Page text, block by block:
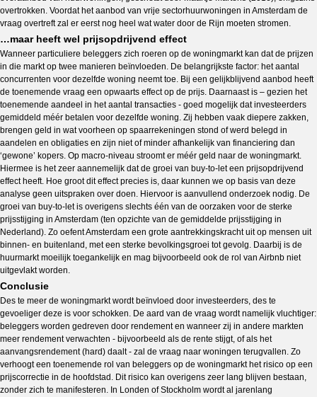
overtrokken. Voordat het aanbod van vrije sectorhuurwoningen in Amsterdam de
vraag overtreft zal er eerst nog heel wat water door de Rijn moeten stromen.
…maar heeft wel prijsopdrijvend effect
Wanneer particuliere beleggers zich roeren op de woningmarkt kan dat de prijzen
in die markt op twee manieren beïnvloeden. De belangrijkste factor: het aantal
concurrenten voor dezelfde woning neemt toe. Bij een gelijkblijvend aanbod heeft
de toenemende vraag een opwaarts effect op de prijs. Daarnaast is – gezien het
toenemende aandeel in het aantal transacties - goed mogelijk dat investeerders
gemiddeld méér betalen voor dezelfde woning. Zij hebben vaak diepere zakken,
brengen geld in wat voorheen op spaarrekeningen stond of werd belegd in
aandelen en obligaties en zijn niet of minder afhankelijk van financiering dan
‘gewone’ kopers. Op macro-niveau stroomt er méér geld naar de woningmarkt.
Hiermee is het zeer aannemelijk dat de groei van buy-to-let een prijsopdrijvend
effect heeft. Hoe groot dit effect precies is, daar kunnen we op basis van deze
analyse geen uitspraken over doen. Hiervoor is aanvullend onderzoek nodig. De
groei van buy-to-let is overigens slechts één van de oorzaken voor de sterke
prijsstijging in Amsterdam (ten opzichte van de gemiddelde prijsstijging in
Nederland). Zo oefent Amsterdam een grote aantrekkingskracht uit op mensen uit
binnen- en buitenland, met een sterke bevolkingsgroei tot gevolg. Daarbij is de
huurmarkt moeilijk toegankelijk en mag bijvoorbeeld ook de rol van Airbnb niet
uitgevlakt worden.
Conclusie
Des te meer de woningmarkt wordt beïnvloed door investeerders, des te
gevoeliger deze is voor schokken. De aard van de vraag wordt namelijk vluchtiger:
beleggers worden gedreven door rendement en wanneer zij in andere markten
meer rendement verwachten - bijvoorbeeld als de rente stijgt, of als het
aanvangsrendement (hard) daalt - zal de vraag naar woningen terugvallen. Zo
verhoogt een toenemende rol van beleggers op de woningmarkt het risico op een
prijscorrectie in de hoofdstad. Dit risico kan overigens zeer lang blijven bestaan,
zonder zich te manifesteren. In Londen of Stockholm wordt al jarenlang